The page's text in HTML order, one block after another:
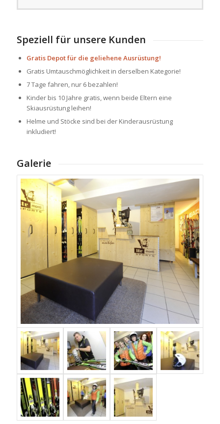
Speziell für unsere Kunden
Gratis Depot für die geliehene Ausrüstung!
Gratis Umtauschmöglichkeit in derselben Kategorie!
7 Tage fahren, nur 6 bezahlen!
Kinder bis 10 Jahre gratis, wenn beide Eltern eine
Skiausrüstung leihen!
Helme und Stöcke sind bei der Kinderausrüstung
inkludiert!
Galerie